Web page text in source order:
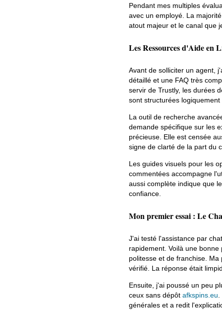
Pendant mes multiples
avec un employé. La
atout majeur et le canal que
Les Ressources d'Aide en
Avant de solliciter un agent,
détaillé et une FAQ très
servir de Trustly, les durées
sont structurées
La outil de recherche
demande spécifique sur les
précieuse. Elle est censée
signe de clarté de la part du
Les guides visuels pour les
commentées accompagne
aussi complète indique que
confiance.
Mon premier essai : Le
J'ai testé l'assistance par
rapidement. Voilà une
politesse et de franchise.
vérifié. La réponse était
Ensuite, j'ai poussé un peu
ceux sans dépôt afkspins.eu
générales et a redit